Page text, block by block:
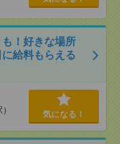
！好きな場所
給料もらえる
気になる！